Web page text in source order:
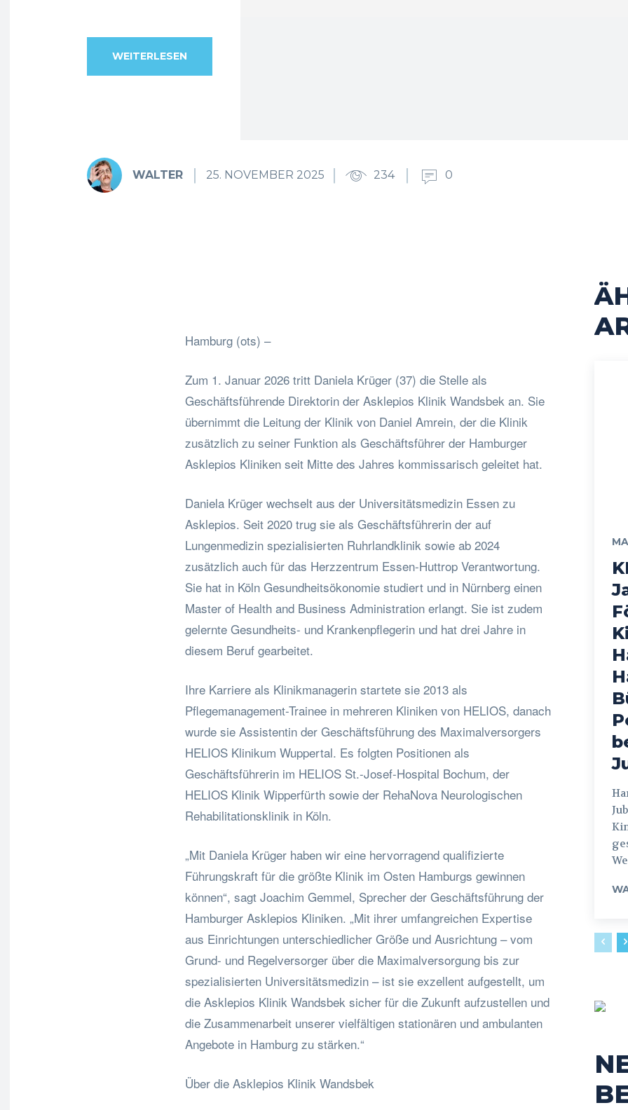
WEITERLESEN
WALTER 25. NOVEMBER 2025 234 0
WhatsApp
Hamburg (ots) –
Zum 1. Januar 2026 tritt Daniela Krüger (37) die Stelle als
Geschäftsführende Direktorin der Asklepios Klinik Wandsbek an. Sie
übernimmt die Leitung der Klinik von Daniel Amrein, der die Klinik
zusätzlich zu seiner Funktion als Geschäftsführer der Hamburger
Asklepios Kliniken seit Mitte des Jahres kommissarisch geleitet hat.
Daniela Krüger wechselt aus der Universitätsmedizin Essen zu
Asklepios. Seit 2020 trug sie als Geschäftsführerin der auf
Lungenmedizin spezialisierten Ruhrlandklinik sowie ab 2024
zusätzlich auch für das Herzzentrum Essen-Huttrop Verantwortung.
Sie hat in Köln Gesundheitsökonomie studiert und in Nürnberg einen
Master of Health and Business Administration erlangt. Sie ist zudem
gelernte Gesundheits- und Krankenpflegerin und hat drei Jahre in
diesem Beruf gearbeitet.
Ihre Karriere als Klinikmanagerin startete sie 2013 als
Pflegemanagement-Trainee in mehreren Kliniken von HELIOS, danach
wurde sie Assistentin der Geschäftsführung des Maximalversorgers
HELIOS Klinikum Wuppertal. Es folgten Positionen als
Geschäftsführerin im HELIOS St.-Josef-Hospital Bochum, der
HELIOS Klinik Wipperfürth sowie der RehaNova Neurologischen
Rehabilitationsklinik in Köln.
„Mit Daniela Krüger haben wir eine hervorragend qualifizierte
Führungskraft für die größte Klinik im Osten Hamburgs gewinnen
können“, sagt Joachim Gemmel, Sprecher der Geschäftsführung der
Hamburger Asklepios Kliniken. „Mit ihrer umfangreichen Expertise
aus Einrichtungen unterschiedlicher Größe und Ausrichtung – vom
Grund- und Regelversorger über die Maximalversorgung bis zur
spezialisierten Universitätsmedizin – ist sie exzellent aufgestellt, um
die Asklepios Klinik Wandsbek sicher für die Zukunft aufzustellen und
die Zusammenarbeit unserer vielfältigen stationären und ambulanten
Angebote in Hamburg zu stärken.“
Über die Asklepios Klinik Wandsbek